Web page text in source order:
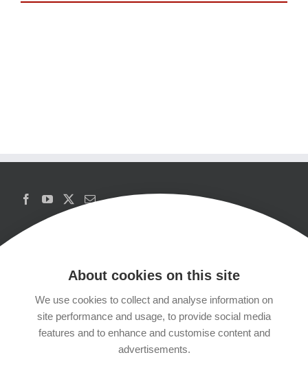
Copyrights
Datenschutzerklärung
About cookies on this site
We use cookies to collect and analyse information on
site performance and usage, to provide social media
features and to enhance and customise content and
advertisements.